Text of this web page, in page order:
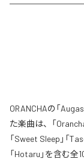
ORANCHAの「
た楽曲は、「Orancha
「Sweet Sleep」「
「Hotaru」を含む全